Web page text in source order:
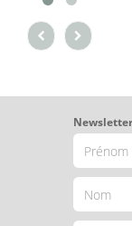
Newsletter